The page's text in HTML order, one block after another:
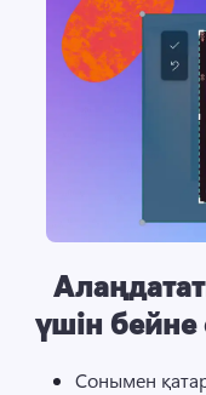
үшін бейне
Сонымен